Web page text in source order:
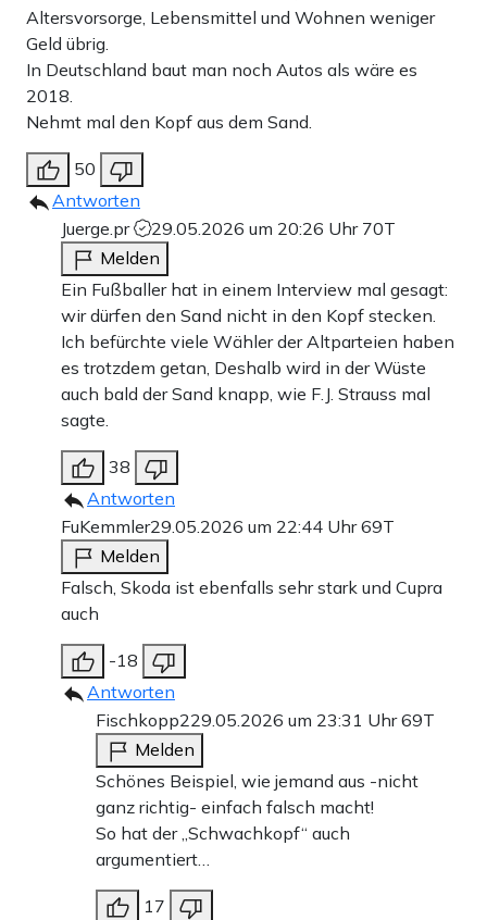
Altersvorsorge, Lebensmittel und Wohnen weniger
Geld übrig.
In Deutschland baut man noch Autos als wäre es
2018.
Nehmt mal den Kopf aus dem Sand.
50
Antworten
Juerge.pr
29.05.2026 um 20:26 Uhr 70T
Melden
Ein Fußballer hat in einem Interview mal gesagt:
wir dürfen den Sand nicht in den Kopf stecken.
Ich befürchte viele Wähler der Altparteien haben
es trotzdem getan, Deshalb wird in der Wüste
auch bald der Sand knapp, wie F.J. Strauss mal
sagte.
38
Antworten
FuKemmler29.05.2026 um 22:44 Uhr69T
Melden
Falsch, Skoda ist ebenfalls sehr stark und Cupra
auch
-18
Antworten
Fischkopp229.05.2026 um 23:31 Uhr69T
Melden
Schönes Beispiel, wie jemand aus -nicht
ganz richtig- einfach falsch macht!
So hat der „Schwachkopf“ auch
argumentiert…
17